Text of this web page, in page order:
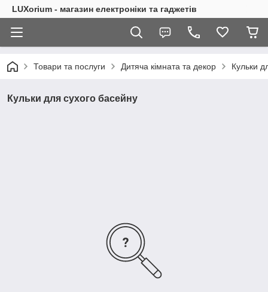
LUXorium - магазин електроніки та гаджетів
Товари та послуги Дитяча кімната та декор Кульки
Кульки для сухого басейну